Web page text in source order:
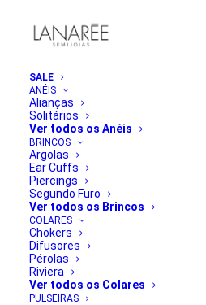
SALE
ANÉIS
Alianças
Solitários
Ver todos os Anéis
BRINCOS
Argolas
Ear Cuffs
Piercings
Segundo Furo
Ver todos os Brincos
COLARES
Chokers
Difusores
Pérolas
Riviera
Ver todos os Colares
PULSEIRAS